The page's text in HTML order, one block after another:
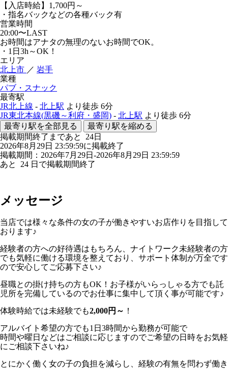
【入店時給】1,700円～
・指名バックなどの各種バック有
営業時間
20:00〜LAST
お時間はアナタの無理のないお時間でOK。
・1日3h～OK！
エリア
北上市 ／ 岩手
業種
パブ・スナック
最寄駅
JR北上線 - 北上駅 より徒歩 6分
JR東北本線(黒磯～利府・盛岡) - 北上駅 より徒歩 6分
最寄り駅を全部見る
最寄り駅を縮める
掲載期間終了まであと 24日
2026年8月29日 23:59:59に掲載終了
掲載期間：2026年7月29日-2026年8月29日 23:59:59
あと 24 日で掲載期間終了
メッセージ
当店では様々な条件の女の子が働きやすいお店作りを目指して
おります♪
経験者の方への好待遇はもちろん、ナイトワーク未経験者の方
でも気軽に働ける環境を整えており、サポート体制が万全です
ので安心してご応募下さい♪
昼職との掛け持ちの方もOK！お子様がいらっしゃる方でも託
児所を完備しているのでお仕事に集中して頂く事が可能です♪
体験時給では未経験でも2,000円～ ！
アルバイト希望の方でも1日3時間から勤務が可能で
時間や曜日などはご相談に応じますのでご希望の日時をお気軽
にご相談下さいね♪
とにかく働く女の子の負担を減らし、経験の有無を問わず働き